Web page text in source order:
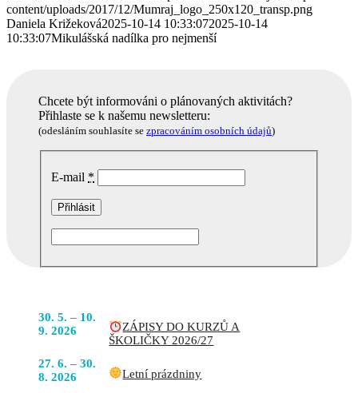
content/uploads/2017/12/Mumraj_logo_250x120_transp.png
Daniela Križeková2025-10-14 10:33:072025-10-14
10:33:07Mikulášská nadílka pro nejmenší
Chcete být informováni o plánovaných aktivitách?
Přihlaste se k našemu newsletteru:
(odesláním souhlasíte se zpracováním osobních údajů)
E-mail *
30. 5. – 10.
9. 2026
ZÁPISY DO KURZŮ A
ŠKOLIČKY 2026/27
27. 6. – 30.
8. 2026
Letní prázdniny